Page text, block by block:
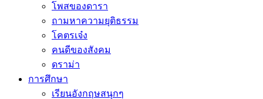
โพสของดารา
ถามหาความยุติธรรม
โคตรเจ๋ง
คนดีของสังคม
ดราม่า
การศึกษา
เรียนอังกฤษสนุกๆ